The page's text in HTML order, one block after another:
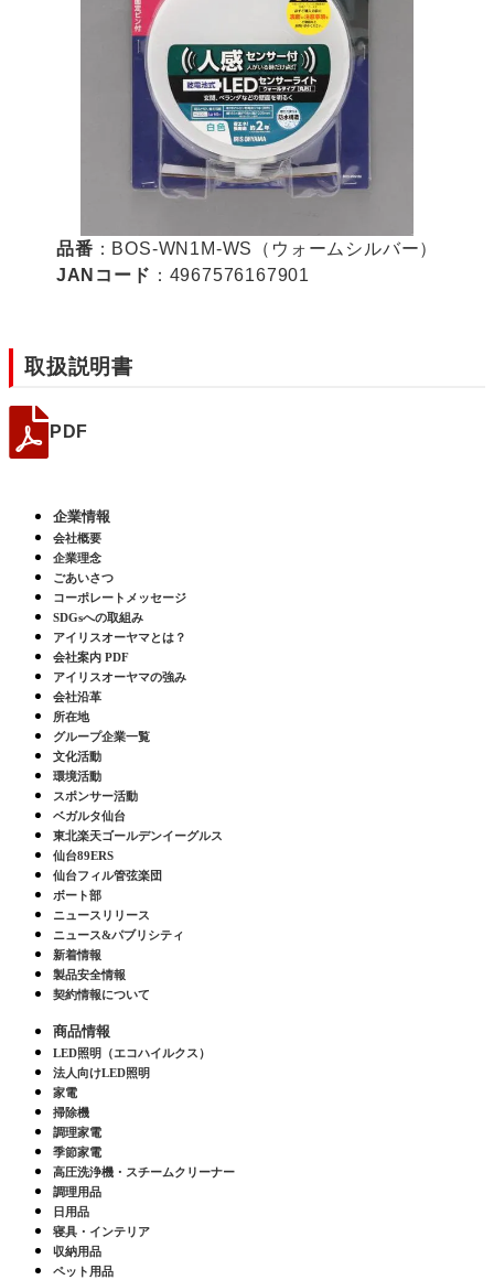
品番 ：BOS-WN1M-WS（ウォームシルバー）
JANコード ：4967576167901
取扱説明書
PDF
企業情報
会社概要
企業理念
ごあいさつ
コーポレートメッセージ
SDGsへの取組み
アイリスオーヤマとは？
会社案内 PDF
アイリスオーヤマの強み
会社沿革
所在地
グループ企業一覧
文化活動
環境活動
スポンサー活動
ベガルタ仙台
東北楽天ゴールデンイーグルス
仙台89ERS
仙台フィル管弦楽団
ボート部
ニュースリリース
ニュース&パブリシティ
新着情報
製品安全情報
契約情報について
商品情報
LED照明（エコハイルクス）
法人向けLED照明
家電
掃除機
調理家電
季節家電
高圧洗浄機・スチームクリーナー
調理用品
日用品
寝具・インテリア
収納用品
ペット用品